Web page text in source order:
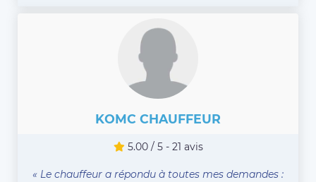
KOMC CHAUFFEUR
5.00 / 5 - 21 avis
« Le chauffeur a répondu à toutes mes demandes :